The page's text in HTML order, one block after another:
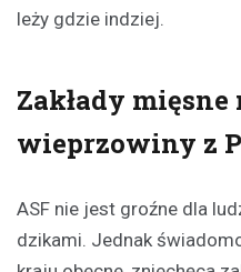
leży gdzie indziej.
Zakłady
wieprzowiny z
ASF nie jest groźne dla
dzikami. Jednak